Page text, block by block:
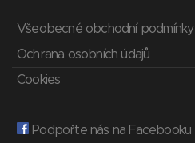
Všeobecné obchodní podmínky
Ochrana osobních údajů
Cookies
Podpořte nás na Facebooku